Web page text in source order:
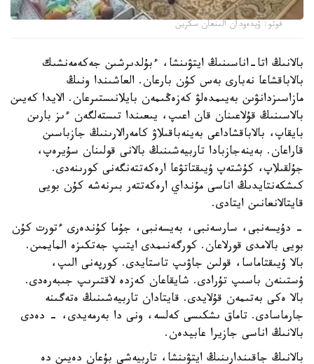
فوتو: ۆيدەودان الىنعان سكرين
بالانىڭ اتا-اناسىنىڭ ايتۋىنشا، ءبۇلدىرشىن جەكەمەنشىك
بالاباقشاعا نەبارى بەس كۇن بارعان. العاشىندا ونىڭ
مازاسىزدانۋىن بەيىمدەلۋ كەزەڭىمەن بايلانىستىرعان. الايدا كەيىن
بالاسىنىڭ قۇلاعىنان قان اعىپ، يىعىندا تىستەلگەن ءىز بارىن
بايقاپ، بالاباقشاداعى بەينەباقىلاۋ كامەرالارىنىڭ جازباسىن
قاراعان. بەينەجازبادا تاربيەشىنىڭ بالانى قولىنان سۇيرەپ،
جۇلقىلاپ، كۇشتەپ ۇيىقتاتۋعا ارەكەتتەنگەنى كورىنەدى.
كىشكەنتايدىڭ اناسى مۇنداي ارەكەتتەر بىرنەشە كۇن بويى
قايتالانعانىن ايتادى.
- دۇيسەنبى، سارسەنبى، بەيسەنبى، جۇما كۇندەرى ءتورت كۇن
بويى بالامدى قورلاعان. كورگەنىمدى ايتىپ جەتكىزە المايمىن.
بالا ۇيىقتاماسا، قولىن جاۋىپ تاستايدى. كورپەنى الىپ،
ۇستىنەن باسىپ تۇرادى. شايقاعان كەزدە لاقتىرىپ جىبەرەدى.
بالا ەكى بەتىمەن قۇلايدى. قايتادان تاربيەشىنىڭ ەتەگىنە
جارماسادى. تاماق ىشكىسى كەلسە، ونى دا بەرمەيدى، - دەدى
بالانىڭ اناسى جازيرا عابيدەن.
بالانىڭ جاقىندارىنىڭ ايتۋىنشا، تاربيەشى بۇعان دەيىن دە